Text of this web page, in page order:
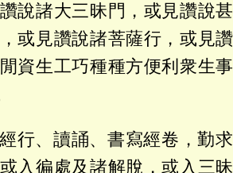
說諸大三昧門，或見讚說
或見讚說諸菩薩行，或見
資生工巧種種方便利衆生
行、讀誦、書寫經卷，勤
入徧處及諸解脫，或入三